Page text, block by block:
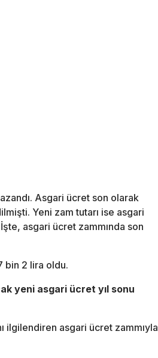
Asgari ücret son olarak
Yeni zam tutarı ise asgari
asgari ücret zammında son
bin 2 lira oldu.
yeni asgari ücret yıl sonu
ilgilendiren asgari ücret zammıyla